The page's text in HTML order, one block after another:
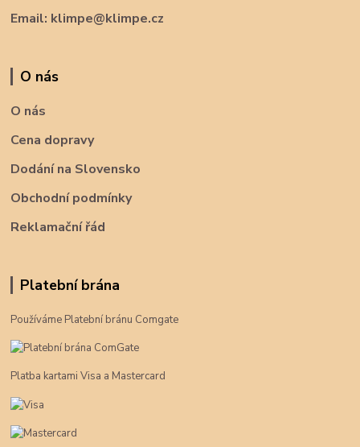
Email: klimpe@klimpe.cz
O nás
O nás
Cena dopravy
Dodání na Slovensko
Obchodní podmínky
Reklamační řád
Platební brána
Používáme Platební bránu Comgate
Platba kartami Visa a Mastercard